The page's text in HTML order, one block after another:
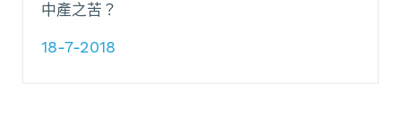
中產之苦？
18-7-2018